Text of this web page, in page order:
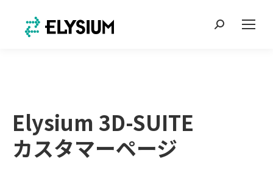
Search:
Elysium 3D-SUITE
カスタマーページ